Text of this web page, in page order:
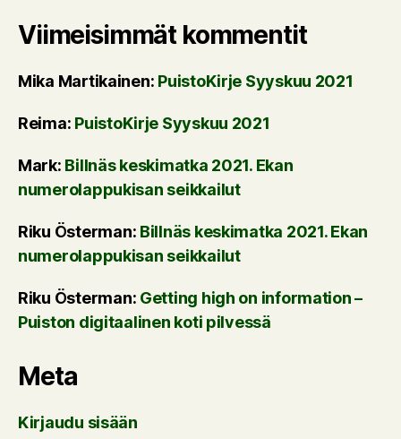
Viimeisimmät kommentit
Mika Martikainen: PuistoKirje Syyskuu 2021
Reima: PuistoKirje Syyskuu 2021
Mark: Billnäs keskimatka 2021. Ekan
numerolappukisan seikkailut
Riku Österman: Billnäs keskimatka 2021. Ekan
numerolappukisan seikkailut
Riku Österman: Getting high on information –
Puiston digitaalinen koti pilvessä
Meta
Kirjaudu sisään